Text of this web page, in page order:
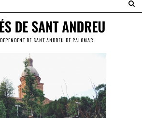
DE SANT ANDREU DE PALOMAR